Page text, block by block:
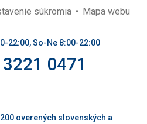
súkromia Mapa webu
22:00, So-Ne 8:00-22:00
0471
overených slovenských a